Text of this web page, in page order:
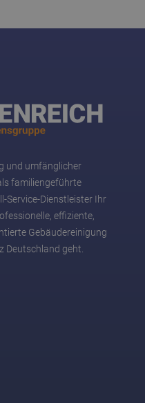
und umfänglicher
familiengeführte
Service-Dienstleister Ihr
effiziente,
Gebäudereinigung
Deutschland geht.